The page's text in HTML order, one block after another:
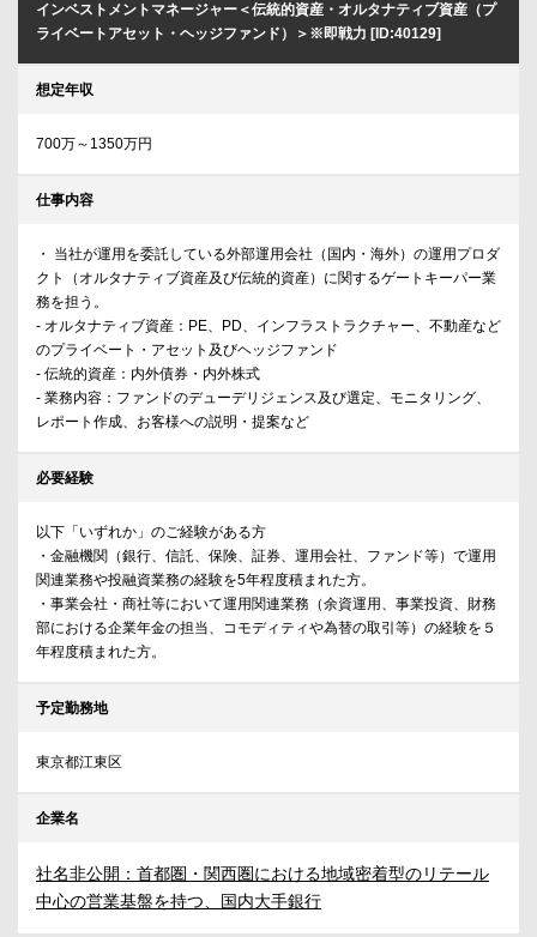
インベストメントマネージャー＜伝統的資産・オルタナティブ資産（プ
ライベートアセット・ヘッジファンド）＞※即戦力 [ID:40129]
想定年収
700万～1350万円
仕事内容
・ 当社が運用を委託している外部運用会社（国内・海外）の運用プロダ
クト（オルタナティブ資産及び伝統的資産）に関するゲートキーパー業
務を担う。
- オルタナティブ資産：PE、PD、インフラストラクチャー、不動産など
のプライベート・アセット及びヘッジファンド
- 伝統的資産：内外債券・内外株式
- 業務内容：ファンドのデューデリジェンス及び選定、モニタリング、
レポート作成、お客様への説明・提案など
必要経験
以下「いずれか」のご経験がある方
・金融機関（銀行、信託、保険、証券、運用会社、ファンド等）で運用
関連業務や投融資業務の経験を5年程度積まれた方。
・事業会社・商社等において運用関連業務（余資運用、事業投資、財務
部における企業年金の担当、コモディティや為替の取引等）の経験を５
年程度積まれた方。
予定勤務地
東京都江東区
企業名
社名非公開：首都圏・関西圏における地域密着型のリテール
中心の営業基盤を持つ、国内大手銀行